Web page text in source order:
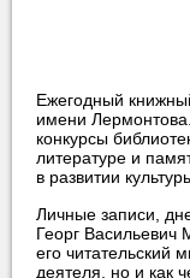
Ежегодный
имени
конкурсы
литературе и
в развитии
Личные записи,
Георг Васильевич
его читательский
деятеля, но и как